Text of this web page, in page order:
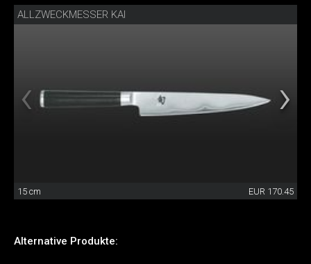
ALLZWECKMESSER KAI
15 cm EUR 170.45
Alternative Produkte: